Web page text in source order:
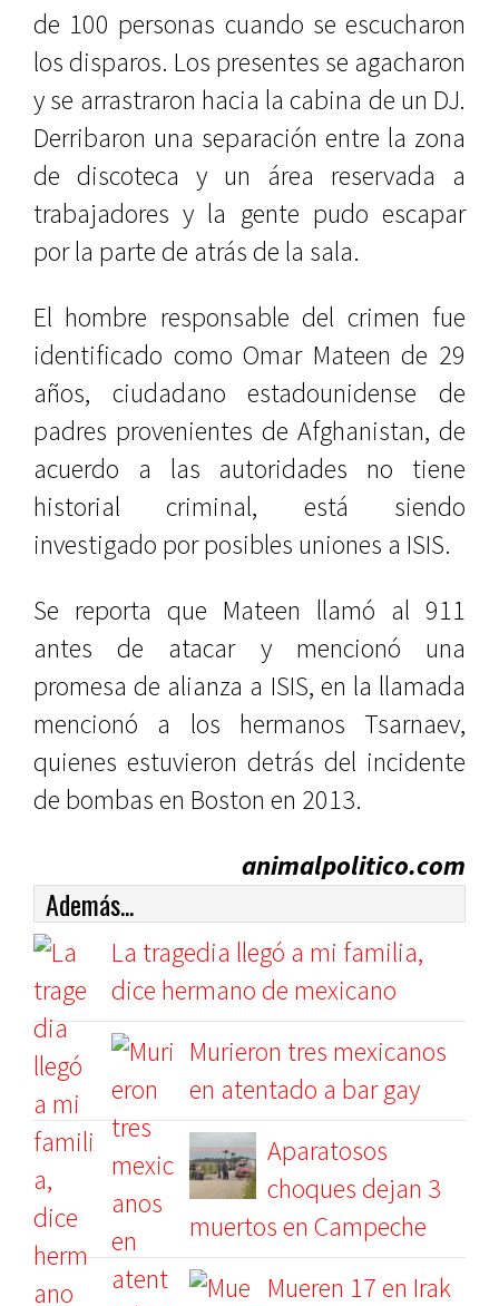
de 100 personas cuando se escucharon
los disparos. Los presentes se agacharon
y se arrastraron hacia la cabina de un DJ.
Derribaron una separación entre la zona
de discoteca y un área reservada a
trabajadores y la gente pudo escapar
por la parte de atrás de la sala.
El hombre responsable del crimen fue
identificado como Omar Mateen de 29
años, ciudadano estadounidense de
padres provenientes de Afghanistan, de
acuerdo a las autoridades no tiene
historial criminal, está siendo
investigado por posibles uniones a ISIS.
Se reporta que Mateen llamó al 911
antes de atacar y mencionó una
promesa de alianza a ISIS, en la llamada
mencionó a los hermanos Tsarnaev,
quienes estuvieron detrás del incidente
de bombas en Boston en 2013.
animalpolitico.com
Además...
La tragedia llegó a mi familia,
dice hermano de mexicano
Murieron tres mexicanos
en atentado a bar gay
Aparatosos
choques dejan 3
muertos en Campeche
Mueren 17 en Irak